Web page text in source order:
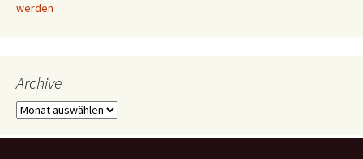
werden
Archive
Archive